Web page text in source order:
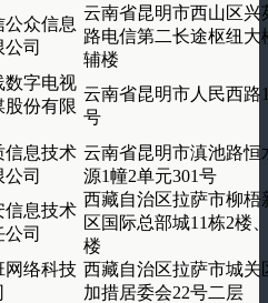
公众信息
司
云南省昆明市西山区兴
路电信第二长途枢纽大
辅楼
数字电视
股份有限
云南省昆明市人民西路
号
信息技术
司
云南省昆明市滇池路恒
源1幢2单元301号
信息技术
司
西藏自治区拉萨市柳梧
区国际总部城11栋2楼
楼
网络科技 西藏自治区拉萨市城关
加措居委会22号二层